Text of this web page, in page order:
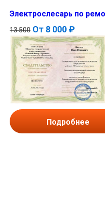
Электрослесарь по
13 500 От 8 000 ₽
Подробнее